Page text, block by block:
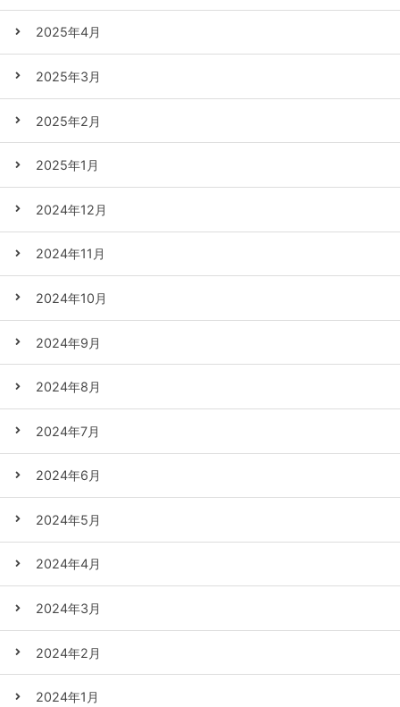
2025年4月
2025年3月
2025年2月
2025年1月
2024年12月
2024年11月
2024年10月
2024年9月
2024年8月
2024年7月
2024年6月
2024年5月
2024年4月
2024年3月
2024年2月
2024年1月